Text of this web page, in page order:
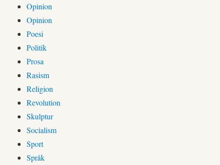
Opinion
Opinion
Poesi
Politik
Prosa
Rasism
Religion
Revolution
Skulptur
Socialism
Sport
Språk